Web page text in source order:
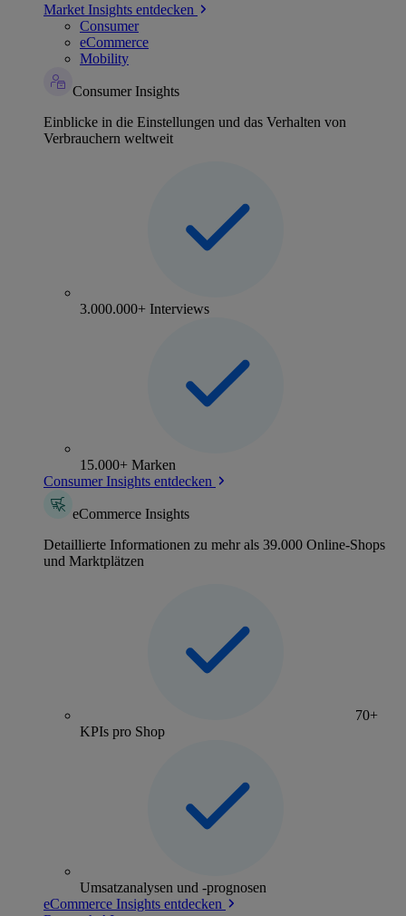
Market Insights entdecken
Consumer
eCommerce
Mobility
Consumer Insights
Einblicke in die Einstellungen und das Verhalten von
Verbrauchern weltweit
3.000.000+ Interviews
15.000+ Marken
Consumer Insights entdecken
eCommerce Insights
Detaillierte Informationen zu mehr als 39.000 Online-Shops
und Marktplätzen
70+
KPIs pro Shop
Umsatzanalysen und -prognosen
eCommerce Insights entdecken